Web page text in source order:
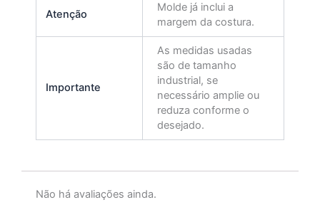
Atenção
Molde já inclui a
margem da costura.
Importante
As medidas usadas
são de tamanho
industrial, se
necessário amplie ou
reduza conforme o
desejado.
Não há avaliações ainda.